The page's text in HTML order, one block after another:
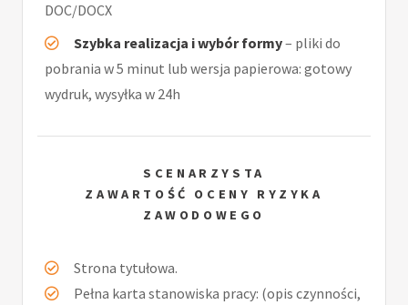
DOC/DOCX
Szybka realizacja i wybór formy– pliki do
pobrania w 5 minut lub wersja papierowa: gotowy
wydruk, wysyłka w 24h
SCENARZYSTA
ZAWARTOŚĆ OCENY RYZYKA
ZAWODOWEGO
Strona tytułowa.
Pełna karta stanowiska pracy: (opis czynności,